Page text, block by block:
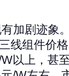
加剧迹象
线组件价
以上，甚